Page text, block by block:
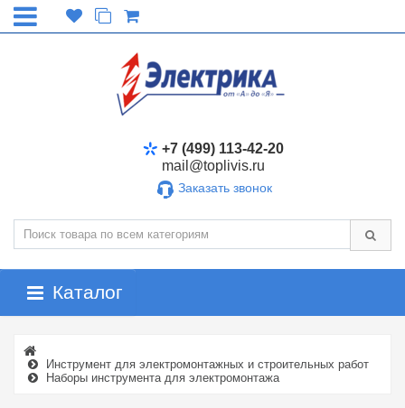
+7 (499) 113-42-20
mail@toplivis.ru
Заказать звонок
Каталог
Инструмент для электромонтажных и строительных работ
Наборы инструмента для электромонтажа